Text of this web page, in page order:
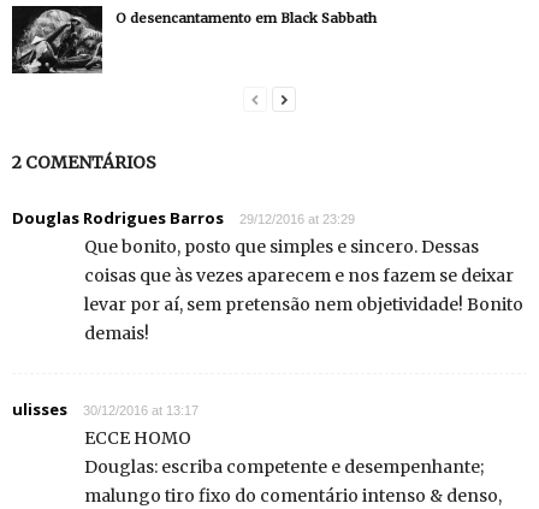
O desencantamento em Black Sabbath
2 COMENTÁRIOS
Douglas Rodrigues Barros 29/12/2016 at 23:29
Que bonito, posto que simples e sincero. Dessas
coisas que às vezes aparecem e nos fazem se deixar
levar por aí, sem pretensão nem objetividade! Bonito
demais!
ulisses 30/12/2016 at 13:17
ECCE HOMO
Douglas: escriba competente e desempenhante;
malungo tiro fixo do comentário intenso & denso,